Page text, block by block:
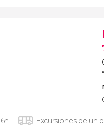
Excursiones de un